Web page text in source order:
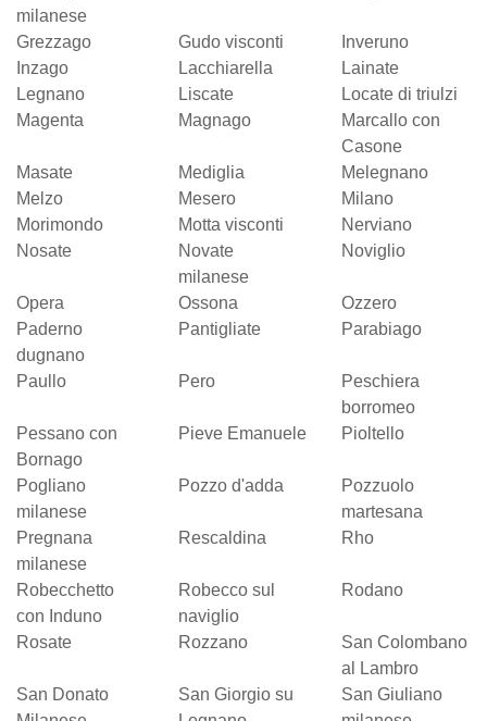
milanese
Grezzago Gudo visconti
Inveruno
Inzago
Lacchiarella
Lainate
Legnano
Liscate
Locate di triulzi
Magenta
Magnago
Marcallo con
Casone
Masate
Mediglia
Melegnano
Melzo
Mesero
Milano
Morimondo
Motta visconti
Nerviano
Nosate
Novate
milanese
Noviglio
Opera Ossona
Ozzero
Paderno
dugnano
Pantigliate Parabiago
Paullo Pero
Peschiera
borromeo
Pessano con
Bornago
Pieve Emanuele Pioltello
Pogliano
milanese
Pozzo d'adda
Pozzuolo
martesana
Pregnana
milanese
Rescaldina Rho
Robecchetto
con Induno
Robecco sul
naviglio
Rodano
Rosate Rozzano
San Colombano
al Lambro
San Donato
San Giorgio su
San Giuliano